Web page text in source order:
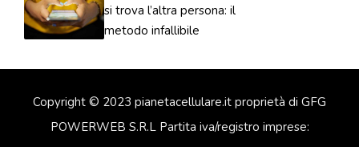
si trova l’altra persona: il
metodo infallibile
Copyright © 2023 pianetacellulare.it proprietà di GFG
POWERWEB S.R.L Partita iva/registro imprese: